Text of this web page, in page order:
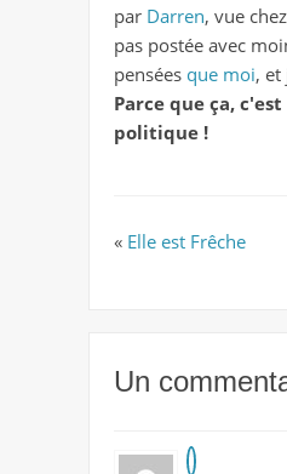
par Darren, vue chez
pas postée avec
pensées que moi, et
Parce que ça,
politique !
« Elle est Frêche
Un